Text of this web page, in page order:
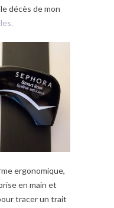
décès de mon
ergonomique,
en main et
tracer un trait